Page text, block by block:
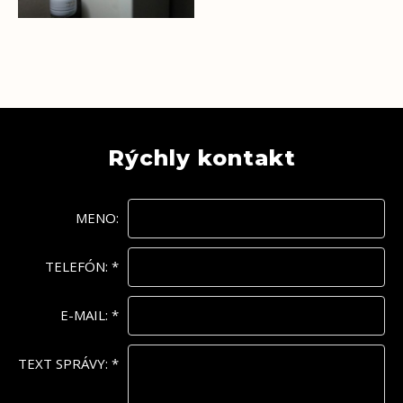
Rýchly kontakt
MENO:
TELEFÓN: *
E-MAIL: *
TEXT SPRÁVY: *